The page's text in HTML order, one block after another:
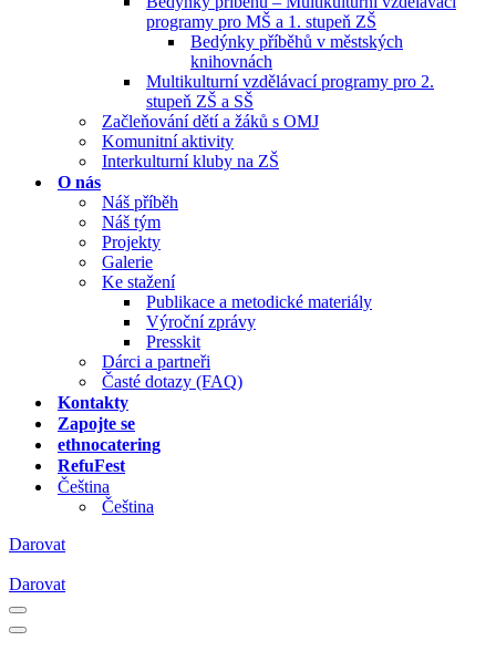
programy pro MŠ a 1. stupeň ZŠ
Bedýnky příběhů v městských
knihovnách
Multikulturní vzdělávací programy pro 2.
stupeň ZŠ a SŠ
Začleňování dětí a žáků s OMJ
Komunitní aktivity
Interkulturní kluby na ZŠ
O nás
Náš příběh
Náš tým
Projekty
Galerie
Ke stažení
Publikace a metodické materiály
Výroční zprávy
Presskit
Dárci a partneři
Časté dotazy (FAQ)
Kontakty
Zapojte se
ethnocatering
RefuFest
Čeština
Čeština
Darovat
Darovat
Navigační
menu
Navigační